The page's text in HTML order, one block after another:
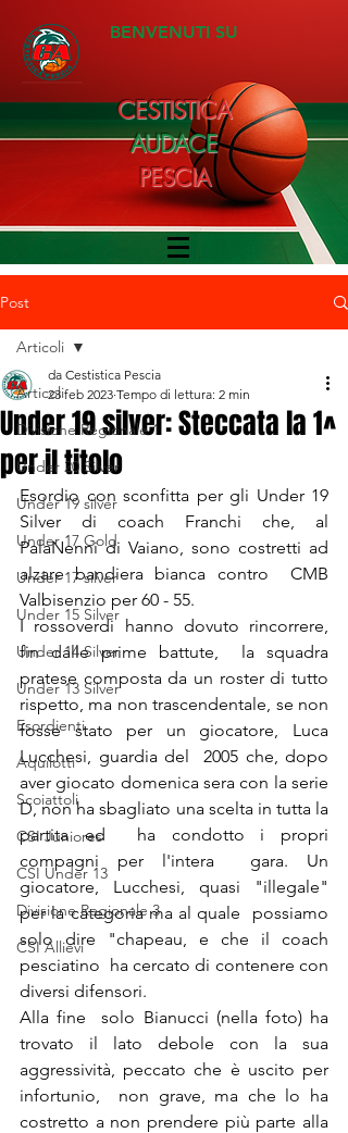
BENVENUTI SU
CESTISTICA
AUDACE
PESCIA
Post
Articoli
Divisione Regionale 1
Under 20 Silver
Under 19 silver
Under 17 Gold
Under 17 silver
Under 15 Silver
Under 14 Silver
Under 13 Silver
Esordienti
Aquilotti
Scoiattoli
CSI Juniores
CSI Under 13
Divisione Regionale 3
CSI Allievi
Articoli
Under 19 silver: Steccata la 1^
per il titolo
da Cestistica Pescia
23 feb 2023 Tempo di lettura: 2 min
Esordio con sconfitta per gli Under 19
Silver di coach Franchi che, al
PalaNenni di Vaiano, sono costretti ad
alzare bandiera bianca contro  CMB
Valbisenzio per 60 - 55.
I rossoverdi hanno dovuto rincorrere,
fin dalle prime battute,  la squadra
pratese composta da un roster di tutto
rispetto, ma non trascendentale, se non
fosse stato per un giocatore, Luca
Lucchesi, guardia del  2005 che, dopo
aver giocato domenica sera con la serie
D, non ha sbagliato una scelta in tutta la
partita ed  ha condotto i propri
compagni per l'intera  gara. Un
giocatore, Lucchesi, quasi "illegale"
per la categoria ma al quale  possiamo
solo dire "chapeau, e che il coach
pesciatino  ha cercato di contenere con
diversi difensori.
Alla fine  solo Bianucci (nella foto) ha
trovato il lato debole con la sua
aggressività, peccato che è uscito per
infortunio,  non grave, ma che lo ha
costretto a non prendere più parte alla